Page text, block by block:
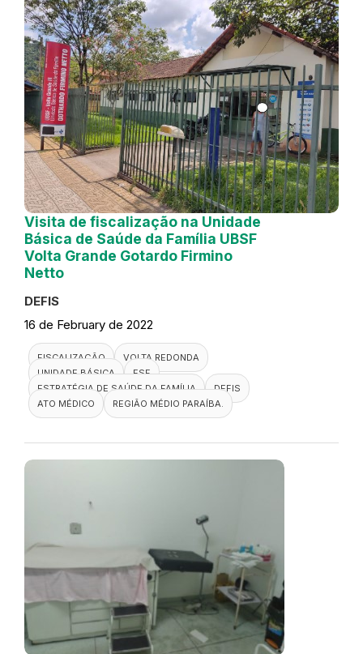
Visita de fiscalização na Unidade
Básica de Saúde da Família UBSF
Volta Grande Gotardo Firmino
Netto
DEFIS
16 de February de 2022
FISCALIZAÇÃO
VOLTA REDONDA
UNIDADE BÁSICA
ESF
ESTRATÉGIA DE SAÚDE DA FAMÍLIA
DEFIS
ATO MÉDICO
REGIÃO MÉDIO PARAÍBA.